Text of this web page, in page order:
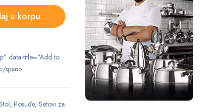
u korpu
data-title="Add to
span>
, Posuđe, Setovi za